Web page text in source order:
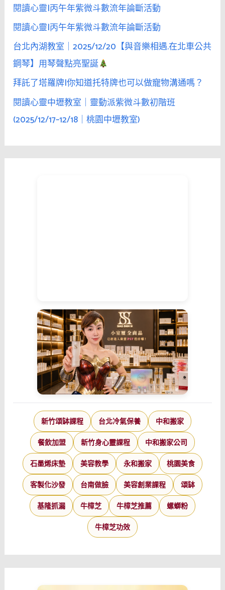
人，
會
被
「沉
默」
的
男
性
吸
閱讀心靈|丙午年紫微斗數流年論斷活動
閱讀心靈|丙午年紫微斗數流年論斷活動
台北內湖教室｜2025/12/20【與音樂相遇.在北車公共
鋼琴】用琴聲點亮聖誕
拜託了塔羅牌|你知道托特牌也可以做寵物溝通嗎？
閱讀心靈中壢教室｜靈動派紫微斗數初階班
(2025/12/17–12/18｜桃園中壢教室)
新竹頌缽課程 台北冷氣保養 中和搬家
餐飲加盟 新竹身心靈課程 中和搬家公司
石墨烯床墊 美容教學 永和搬家 桃園美食
客製化沙發 台南做臉 美容創業課程 頌缽
基隆抓漏 牛樟芝 牛樟芝推薦 螺螄粉
牛樟芝功效